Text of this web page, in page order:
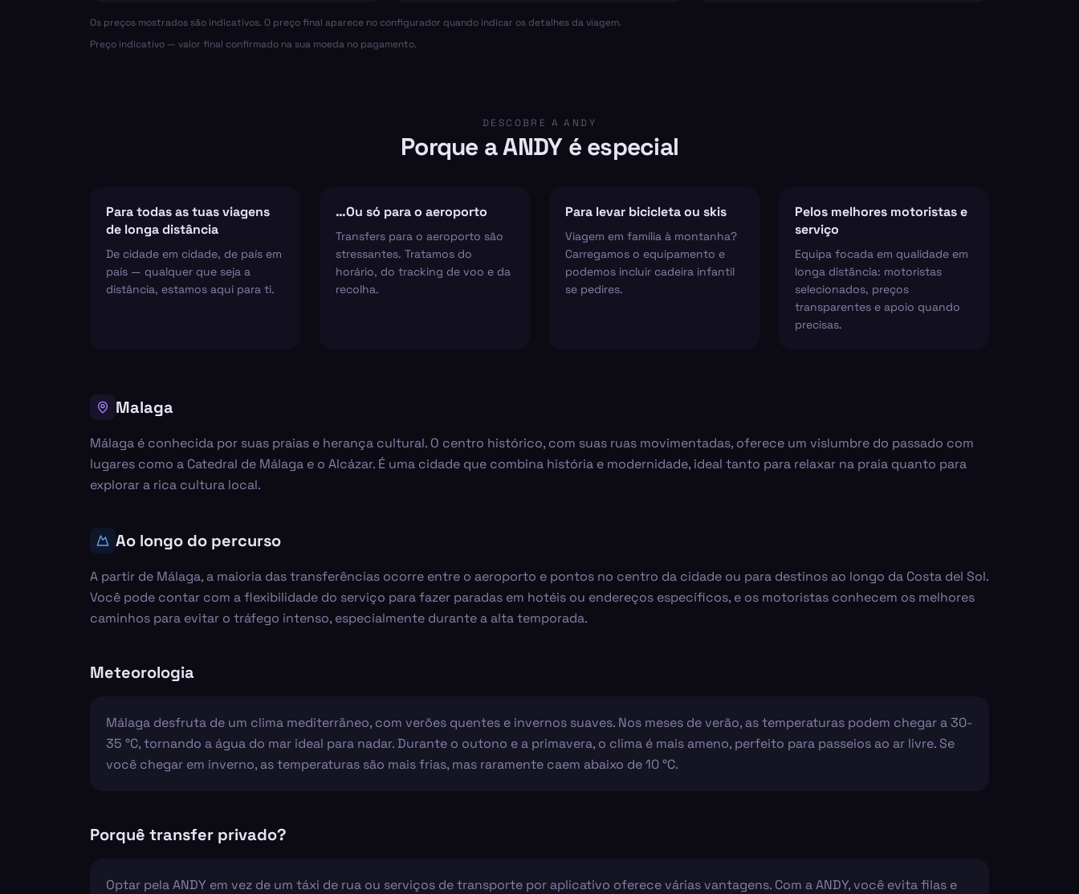
Os preços mostrados são indicativos. O preço final aparece no configurador quando indicar os detalhes da viagem.
Preço indicativo — valor final confirmado na sua moeda no pagamento.
DESCOBRE A ANDY
Porque a ANDY é especial
Para todas as tuas viagens
de longa distância
De cidade em cidade, de país em
país — qualquer que seja a
distância, estamos aqui para ti.
…Ou só para o aeroporto
Transfers para o aeroporto são
stressantes. Tratamos do
horário, do tracking de voo e da
recolha.
Para levar bicicleta ou skis
Viagem em família à montanha?
Carregamos o equipamento e
podemos incluir cadeira infantil
se pedires.
Pelos melhores motoristas e
serviço
Equipa focada em qualidade em
longa distância: motoristas
selecionados, preços
transparentes e apoio quando
precisas.
Malaga
Málaga é conhecida por suas praias e herança cultural. O centro histórico, com suas ruas movimentadas, oferece um vislumbre do passado com
lugares como a Catedral de Málaga e o Alcázar. É uma cidade que combina história e modernidade, ideal tanto para relaxar na praia quanto para
explorar a rica cultura local.
Ao longo do percurso
A partir de Málaga, a maioria das transferências ocorre entre o aeroporto e pontos no centro da cidade ou para destinos ao longo da Costa del Sol.
Você pode contar com a flexibilidade do serviço para fazer paradas em hotéis ou endereços específicos, e os motoristas conhecem os melhores
caminhos para evitar o tráfego intenso, especialmente durante a alta temporada.
Meteorologia
Málaga desfruta de um clima mediterrâneo, com verões quentes e invernos suaves. Nos meses de verão, as temperaturas podem chegar a 30-
35 °C, tornando a água do mar ideal para nadar. Durante o outono e a primavera, o clima é mais ameno, perfeito para passeios ao ar livre. Se
você chegar em inverno, as temperaturas são mais frias, mas raramente caem abaixo de 10 °C.
Porquê transfer privado?
Optar pela ANDY em vez de um táxi de rua ou serviços de transporte por aplicativo oferece várias vantagens. Com a ANDY, você evita filas e